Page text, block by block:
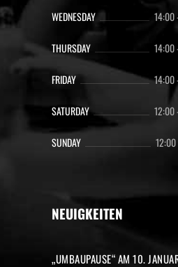
WEDNESDAY 14:00
THURSDAY 14:00
FRIDAY 14:00
SATURDAY 12:00
SUNDAY 12:00
NEUIGKEITEN
„UMBAUPAUSE“ AM 10.